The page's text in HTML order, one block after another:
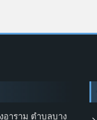
อาราม ตำบลบาง